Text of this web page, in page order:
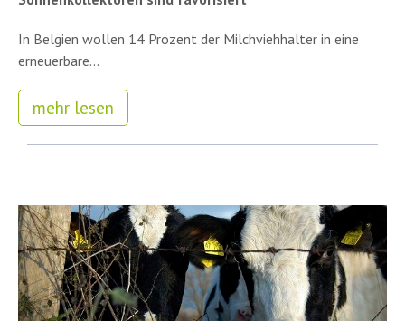
In Belgien wollen 14 Prozent der Milchviehhalter in eine
erneuerbare...
mehr lesen